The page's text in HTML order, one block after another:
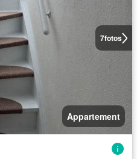
7fotos
Appartement